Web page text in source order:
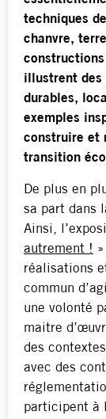
techniques
chanvre,
illustrent des
durables,
exemples
construire et
transition
De plus en
sa part dans
Ainsi,
autrement !
réalisations
commun
une volonté
maitre
des
avec des
participent à